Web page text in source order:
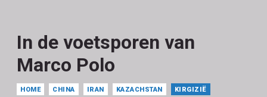
In de voetsporen van
Marco Polo
HOME CHINA IRAN KAZACHSTAN KIRGIZIË